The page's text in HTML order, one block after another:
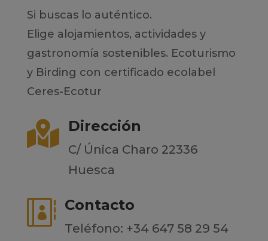
Si buscas lo auténtico.
Elige alojamientos, actividades y
gastronomía sostenibles. Ecoturismo
y Birding con certificado ecolabel
Ceres-Ecotur
 Dirección
C/ Única Charo 22336
Huesca
 Contacto
Teléfono: +34 647 58 29 54